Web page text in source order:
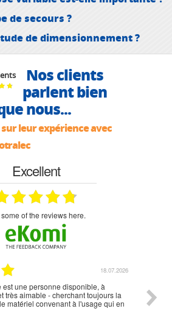
de secours ?
de dimensionnement ?
Nos clients
parlent bien
nous...
leur expérience avec
Excellent
some of the reviews here.
18.07.2026
est une personne disponible, à
très aimable - cherchant toujours la
matériel convenant à l'usage qui en